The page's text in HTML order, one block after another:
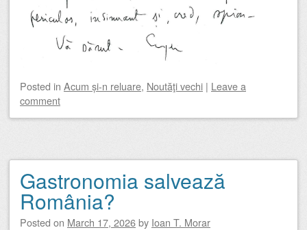
Posted in Acum și-n reluare, Noutăţi vechi | Leave a
comment
Gastronomia salvează
România?
Posted on March 17, 2026by Ioan T. Morar